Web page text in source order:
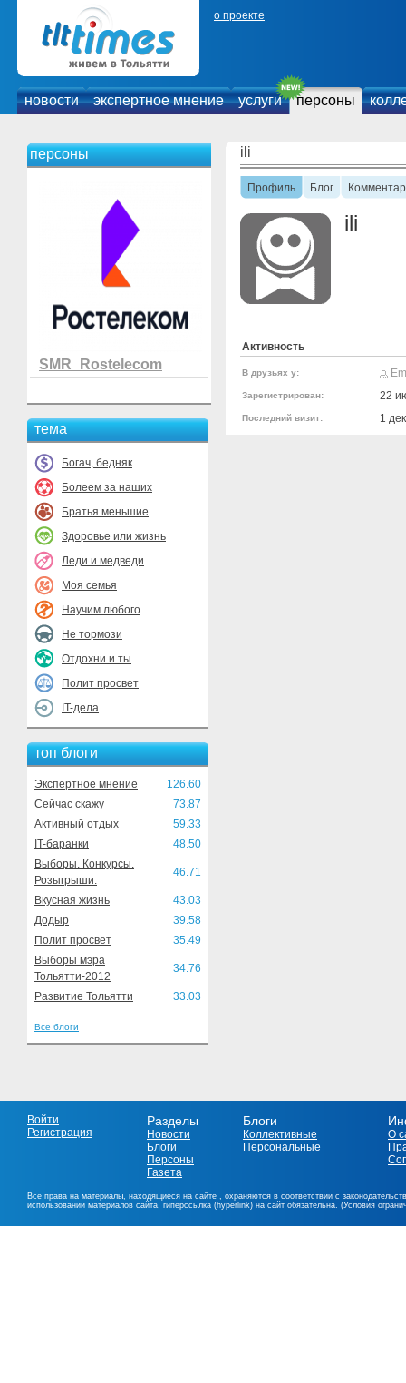
о проекте
новости экспертное мнение услуги персоны
персоны
SMR_Rostelecom
тема
Богач, бедняк
Болеем за наших
Братья меньшие
Здоровье или жизнь
Леди и медведи
Моя семья
Научим любого
Не тормози
Отдохни и ты
Полит просвет
IT-дела
топ блоги
Экспертное мнение
126.60
Сейчас скажу
73.87
Активный отдых
59.33
IT-баранки
48.50
Выборы. Конкурсы.
Розыгрыши.
46.71
Вкусная жизнь
43.03
Додыр
39.58
Полит просвет
35.49
Выборы мэра
Тольятти-2012
34.76
Развитие Тольятти 33.03
Все блоги
ili
Профиль Блог
ili
Активность
В друзьях у:
Зарегистрирован: 22
Последний визит: 1
Войти
Регистрация
Разделы
Новости
Блоги
Персоны
Газета
Блоги
Коллективные
Персональные
О
Все права на материалы, находящиеся на сайте , охраняются в соответствии с
использовании материалов сайта, гиперссылка (hyperlink) на сайт обязательна. (Условия